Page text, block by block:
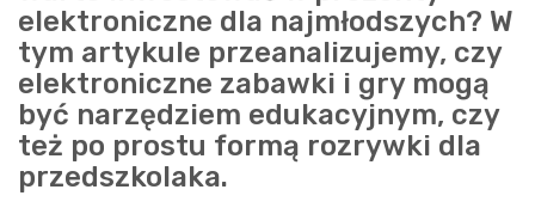
elektroniczne dla najmłodszych? W
tym artykule przeanalizujemy, czy
elektroniczne zabawki i gry mogą
być narzędziem edukacyjnym, czy
też po prostu formą rozrywki dla
przedszkolaka.